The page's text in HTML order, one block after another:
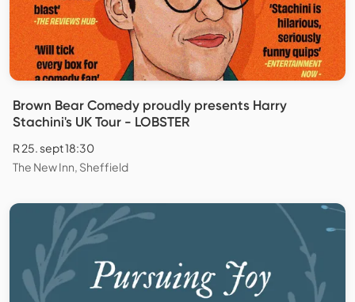
Brown Bear Comedy proudly presents Harry
Stachini's UK Tour - LOBSTER
R 25. sept 18:30
The New Inn, Sheffield